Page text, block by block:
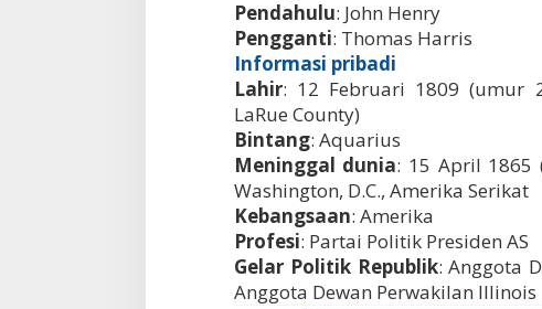
Pendahulu: John Henry
Pengganti: Thomas Harris
Informasi pribadi
Lahir: 12 Februari 1809 (umur
LaRue County)
Bintang: Aquarius
Meninggal dunia: 15 April 1865
Washington, D.C., Amerika Serikat
Kebangsaan: Amerika
Profesi: Partai Politik Presiden AS
Gelar Politik Republik: Anggota
Anggota Dewan Perwakilan Illinois